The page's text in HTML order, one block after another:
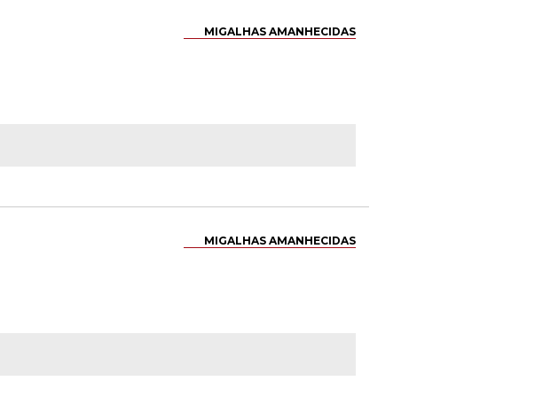
MIGALHAS AMANHECIDAS
MIGALHAS AMANHECIDAS